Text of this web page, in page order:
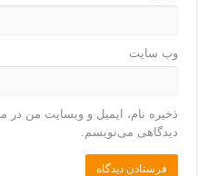
وب‌ سایت
ذخیره نام، ایمیل و وبسایت من در
دیدگاهی می‌نویسم.